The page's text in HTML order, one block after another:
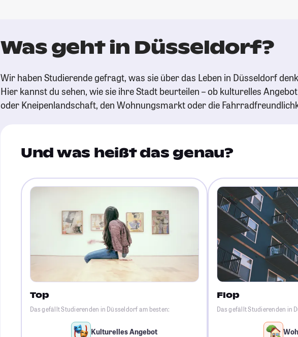
Was geht in Düsseldorf?
Wir haben Studierende gefragt, was sie über das Leben in Düsseldorf
Hier kannst du sehen, wie sie ihre Stadt beurteilen – ob kulturelles Angebot
oder Kneipenlandschaft, den Wohnungsmarkt oder die
Und was heißt das genau?
Top
Das gefällt Studierenden in Düsseldorf am besten:
Kulturelles Angebot
Flop
Das gefällt Studierenden in